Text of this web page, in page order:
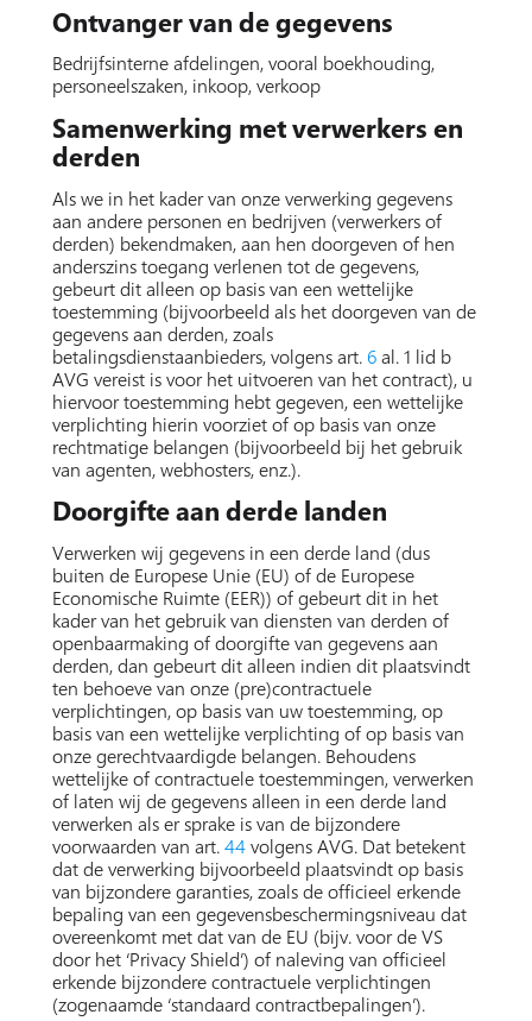
Ontvanger van de gegevens
Bedrijfsinterne afdelingen, vooral boekhouding,
personeelszaken, inkoop, verkoop
Samenwerking met verwerkers en
derden
Als we in het kader van onze verwerking gegevens
aan andere personen en bedrijven (verwerkers of
derden) bekendmaken, aan hen doorgeven of hen
anderszins toegang verlenen tot de gegevens,
gebeurt dit alleen op basis van een wettelijke
toestemming (bijvoorbeeld als het doorgeven van de
gegevens aan derden, zoals
betalingsdienstaanbieders, volgens art.6al. 1 lid b
AVG vereist is voor het uitvoeren van het contract), u
hiervoor toestemming hebt gegeven, een wettelijke
verplichting hierin voorziet of op basis van onze
rechtmatige belangen (bijvoorbeeld bij het gebruik
van agenten, webhosters, enz.).
Doorgifte aan derde landen
Verwerken wij gegevens in een derde land (dus
buiten de Europese Unie (EU) of de Europese
Economische Ruimte (EER)) of gebeurt dit in het
kader van het gebruik van diensten van derden of
openbaarmaking of doorgifte van gegevens aan
derden, dan gebeurt dit alleen indien dit plaatsvindt
ten behoeve van onze (pre)contractuele
verplichtingen, op basis van uw toestemming, op
basis van een wettelijke verplichting of op basis van
onze gerechtvaardigde belangen. Behoudens
wettelijke of contractuele toestemmingen, verwerken
of laten wij de gegevens alleen in een derde land
verwerken als er sprake is van de bijzondere
voorwaarden van art.44volgens AVG. Dat betekent
dat de verwerking bijvoorbeeld plaatsvindt op basis
van bijzondere garanties, zoals de officieel erkende
bepaling van een gegevensbeschermingsniveau dat
overeenkomt met dat van de EU (bijv. voor de VS
door het ‘Privacy Shield’) of naleving van officieel
erkende bijzondere contractuele verplichtingen
(zogenaamde ‘standaard contractbepalingen’).